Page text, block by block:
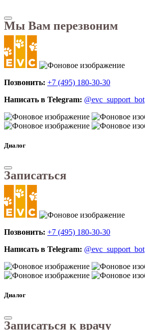
Мы Вам перезвоним
Позвонить: +7 (495) 180-30-30
Написать в Telegram: @evc_support_bot
Диалог
Записаться
Позвонить: +7 (495) 180-30-30
Написать в Telegram: @evc_support_bot
Диалог
Записаться к врачу